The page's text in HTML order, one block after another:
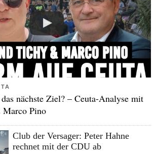
nächste Ziel? – Ceuta-Analyse mit
Pino
Club der Versager: Peter Hahne
rechnet mit der CDU ab